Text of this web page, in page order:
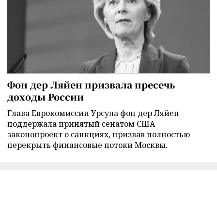
Фон дер Ляйен призвала пресечь
доходы России
Глава Еврокомиссии Урсула фон дер Ляйен
поддержала принятый сенатом США
законопроект о санкциях, призвав полностью
перекрыть финансовые потоки Москвы.